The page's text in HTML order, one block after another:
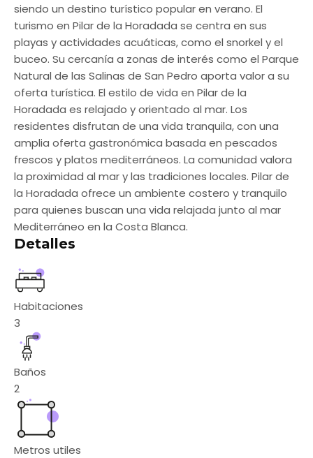
siendo un destino turístico popular en verano. El
turismo en Pilar de la Horadada se centra en sus
playas y actividades acuáticas, como el snorkel y el
buceo. Su cercanía a zonas de interés como el Parque
Natural de las Salinas de San Pedro aporta valor a su
oferta turística. El estilo de vida en Pilar de la
Horadada es relajado y orientado al mar. Los
residentes disfrutan de una vida tranquila, con una
amplia oferta gastronómica basada en pescados
frescos y platos mediterráneos. La comunidad valora
la proximidad al mar y las tradiciones locales. Pilar de
la Horadada ofrece un ambiente costero y tranquilo
para quienes buscan una vida relajada junto al mar
Mediterráneo en la Costa Blanca.
Detalles
Habitaciones
3
Baños
2
Metros utiles